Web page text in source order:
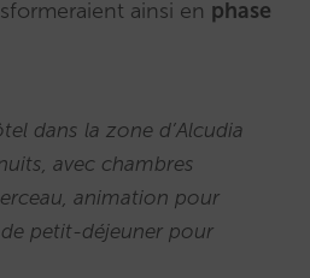
ainsi en phase
dans la zone d’Alcudia
avec chambres
animation pour
petit-déjeuner pour